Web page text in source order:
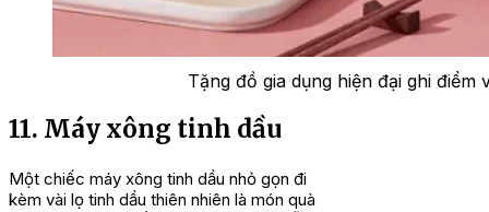
Tặng đồ gia dụng hiện đại ghi
11. Máy xông tinh dầu
Một chiếc máy xông tinh dầu nhỏ gọn đi
kèm vài lọ tinh dầu thiên nhiên là món quà